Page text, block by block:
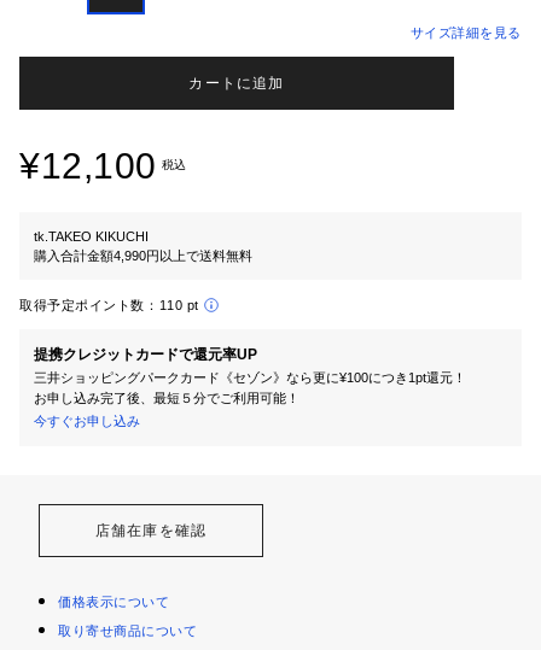
サイズ詳細を見る
カートに追加
¥12,100 税込
tk.TAKEO KIKUCHI
購入合計金額4,990円以上で送料無料
取得予定ポイント数： 110 pt
提携クレジットカードで還元率UP
三井ショッピングパークカード《セゾン》なら更に¥100につき1pt還元！
お申し込み完了後、最短５分でご利用可能！
今すぐお申し込み
店舗在庫を確認
価格表示について
取り寄せ商品について